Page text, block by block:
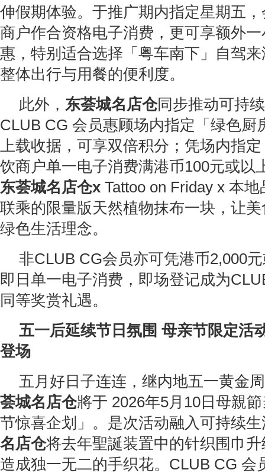
伸假期体验。于推广期内指定星期五
商户作合资格电子消费，更可享额外
惠，特别适合选择「粤车南下」自驾
整体出行与用餐的便利度。
此外， 东荟城名店仓同步推动可持
CLUB CG 会员惠顾场内指定「绿色厨
上载收据，可享双倍积分；凭场内指
饮商户单一电子消费满港币100元或以
东荟城名店仓x Tattoo on Friday x 本
联乘的限量版天然植物抹布一块，让
绿色生活理念。
非CLUB CG会员亦可凭港币2,000
即日单一电子消费，即场登记成为
同等奖赏礼遇。
五一后延续节日氛围 母亲节限定活
登场
五月好日子连连，继内地五一黄金
荟城名店仓將于 2026年5月10日母親
节惊喜企划」。是次活动融入可持续
名店仓将去年聖誕装置中的针织围巾
造成独一无二的手织花。CLUB CG 会